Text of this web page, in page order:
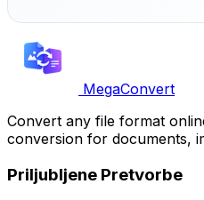
MegaConvert
Convert any file format
conversion for documents,
Priljubljene Pretvorbe